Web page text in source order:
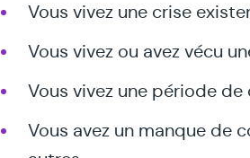
Vous vivez une crise
Vous vivez ou avez vécu
Vous vivez une période de
Vous avez un manque de